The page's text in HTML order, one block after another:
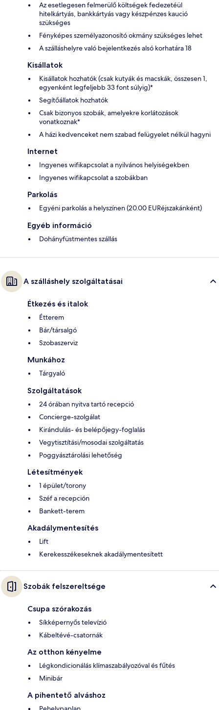
Az esetlegesen felmerülő költségek fedezetéül
hitelkártyás, bankkártyás vagy készpénzes kaució
szükséges
Fényképes személyazonosító okmány szükséges lehet
A szálláshelyre való bejelentkezés alsó korhatára 18
Kisállatok
Kisállatok hozhatók (csak kutyák és macskák, összesen 1,
egyenként legfeljebb 33 font súlyig)*
Segítőállatok hozhatók
Csak bizonyos szobák, amelyekre korlátozások
vonatkoznak*
A házi kedvenceket nem szabad felügyelet nélkül hagyni
Internet
Ingyenes wifikapcsolat a nyilvános helyiségekben
Ingyenes wifikapcsolat a szobákban
Parkolás
Egyéni parkolás a helyszínen (20.00 EURéjszakánként)
Egyéb információ
Dohányfüstmentes szállás
A szálláshely szolgáltatásai
Étkezés és italok
Étterem
Bár/társalgó
Szobaszerviz
Munkához
Tárgyaló
Szolgáltatások
24 órában nyitva tartó recepció
Concierge-szolgálat
Kirándulás- és belépőjegy-foglalás
Vegytisztítási/mosodai szolgáltatás
Poggyásztárolási lehetőség
Létesítmények
1 épület/torony
Széf a recepción
Bankett-terem
Akadálymentesítés
Lift
Kerekesszékeseknek akadálymentesített
Szobák felszereltsége
Csupa szórakozás
Síkképernyős televízió
Kábeltévé-csatornák
Az otthon kényelme
Légkondicionálás klímaszabályozóval és fűtés
Minibár
A pihentető alváshoz